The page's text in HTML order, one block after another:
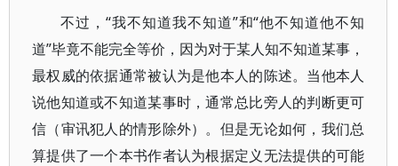
不过，“我不知道我不知道”和“他不知道他不知
道”毕竟不能完全等价，因为对于某人知不知道某事，
最权威的依据通常被认为是他本人的陈述。当他本人
说他知道或不知道某事时，通常总比旁人的判断更可
信（审讯犯人的情形除外）。但是无论如何，我们总
算提供了一个本书作者认为根据定义无法提供的可能